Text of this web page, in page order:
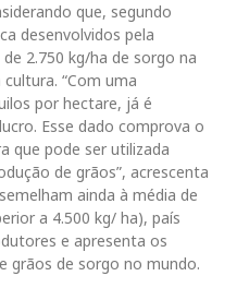
que, segundo
desenvolvidos pela
2.750 kg/ha de sorgo na
“Com uma
por hectare, já é
Esse dado comprova o
que pode ser utilizada
de grãos”, acrescenta
ainda à média de
a 4.500 kg/ ha), país
e apresenta os
grãos de sorgo no mundo.